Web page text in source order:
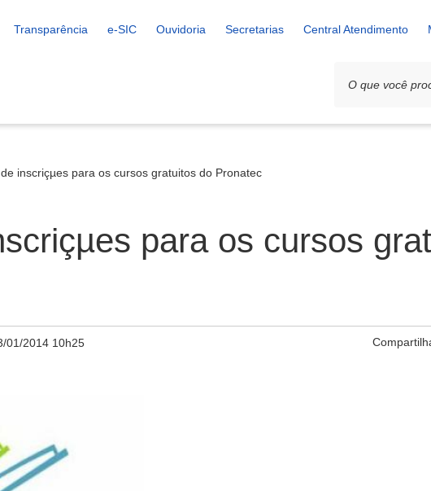
Transparência e-SIC Ouvidoria Secretarias Central Atendimento
inscriçµes para os cursos gratuitos do Pronatec
para os cursos
01/2014 10h25